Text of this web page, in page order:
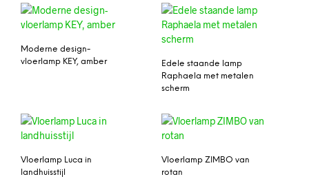
Moderne design-
vloerlamp KEY, amber
Edele staande lamp
Raphaela met metalen
scherm
Vloerlamp Luca in
landhuisstijl
Vloerlamp ZIMBO van
rotan